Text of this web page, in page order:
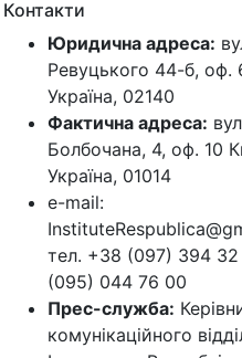
Контакти
Юридична адреса:
Ревуцького 44-б, оф.
Україна, 02140
Фактична адреса:
Болбочана, 4, оф. 10
Україна, 01014
e-mail:
тел. +38 (097) 394 32
(095) 044 76 00
Прес-служба:
комунікаційного